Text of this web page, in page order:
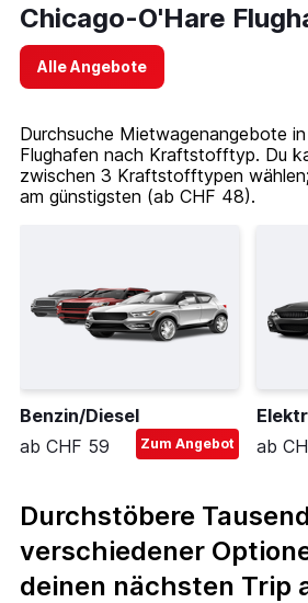
Chicago-O'Hare
Alle Angebote
Durchsuche Mietwagenangebote
Flughafen nach Kraftstofftyp. Du
zwischen 3 Kraftstofftypen
am günstigsten (ab CHF 48).
Benzin/Diesel
ab CHF 59
Zum Angebot
ab
Durchstöbere
verschiedener
deinen nächsten Trip